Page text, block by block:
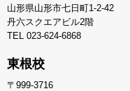
山形県山形市七日町1-2-42
丹六スクエアビル2階
TEL 023-624-6868
東根校
〒999-3716